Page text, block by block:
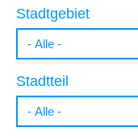
Stadtgebiet
Stadtteil